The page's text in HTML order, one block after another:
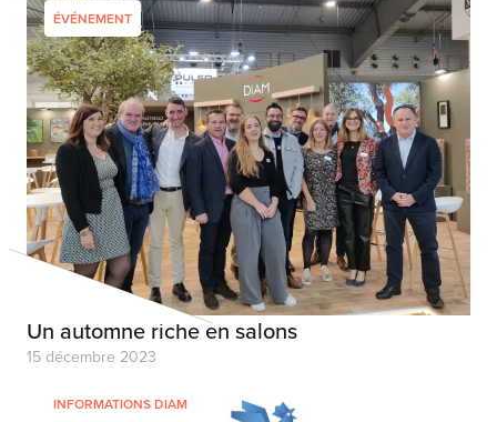
ÉVÉNEMENT
Un automne riche en salons
15 décembre 2023
INFORMATIONS DIAM